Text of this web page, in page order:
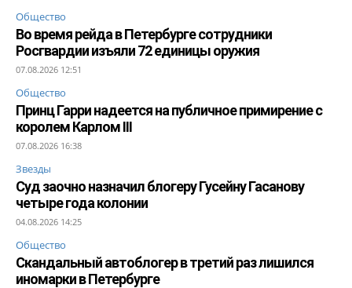
Общество
Во время рейда в Петербурге сотрудники
Росгвардии изъяли 72 единицы оружия
07.08.2026 12:51
Общество
Принц Гарри надеется на публичное примирение с
королем Карлом III
07.08.2026 16:38
Звезды
Суд заочно назначил блогеру Гусейну Гасанову
четыре года колонии
04.08.2026 14:25
Общество
Скандальный автоблогер в третий раз лишился
иномарки в Петербурге